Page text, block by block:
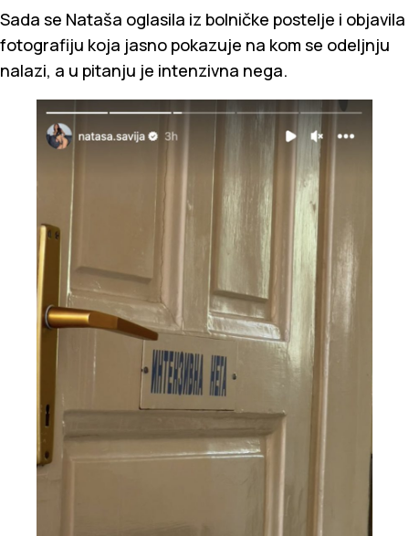
Sada se Nataša oglasila iz bolničke postelje i objavila
fotografiju koja jasno pokazuje na kom se odeljnju
nalazi, a u pitanju je intenzivna nega.